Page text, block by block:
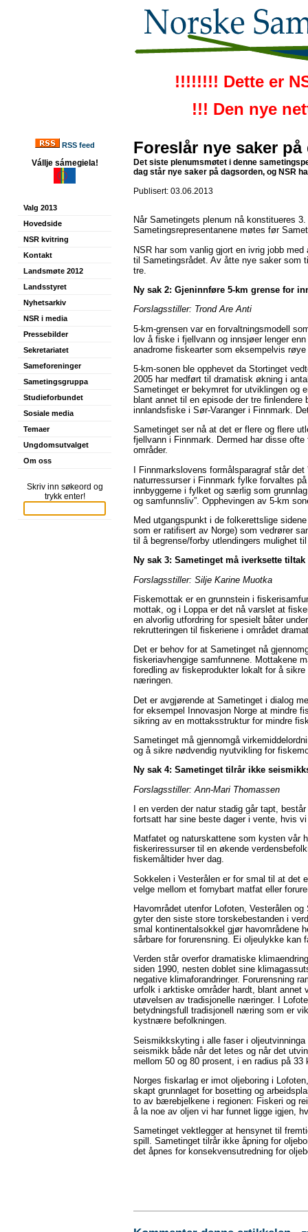
!!!!!!!! Dette er
!!! Den nye
RSS feed
Vállje sámegiela!
Valg 2013
Hovedside
NSR kvitring
Kontakt
Landsmøte 2012
Landsstyret
Nyhetsarkiv
NSR i media
Pressebilder
Sekretariatet
Sameforeninger
Sametingsgruppa
Studieforbundet
Sosiale media
Temaer
Ungdomsutvalget
Om oss
Skriv inn søkeord og
trykk enter!
Foreslår nye saker
Det siste plenumsmøtet i denne
dag står nye saker på dagsorden, og NSR
Publisert: 03.06.2013
Når Sametingets plenum nå konstitueres
Sametingsrepresentanene møtes før
NSR har som vanlig gjort en ivrig jobb
til Sametingsrådet. Av åtte nye saker som
tre.
Ny sak 2: Gjeninnføre 5-km grense for
Forslagsstiller: Trond Are Anti
5-km-grensen var en forvaltningsmodell
lov å fiske i fjellvann og innsjøer lenger
anadrome fiskearter som eksempelvis
5-km-sonen ble opphevet da Stortinget
2005 har medført til dramatisk økning i
Sametinget er bekymret for utviklingen og
blant annet til en episode der tre
innlandsfiske i Sør-Varanger i Finnmark.
Sametinget ser nå at det er flere og flere
fjellvann i Finnmark. Dermed har disse
områder.
I Finnmarkslovens formålsparagraf står
naturressurser i Finnmark fylke forvaltes
innbyggerne i fylket og særlig som
og samfunnsliv”. Opphevingen av 5-km
Med utgangspunkt i de folkerettslige
som er ratifisert av Norge) som vedrører
til å begrense/forby utlendingers mulighet
Ny sak 3: Sametinget må iverksette
Forslagsstiller: Silje Karine Muotka
Fiskemottak er en grunnstein i
mottak, og i Loppa er det nå varslet at
en alvorlig utfordring for spesielt båter
rekrutteringen til fiskeriene i området
Det er behov for at Sametinget nå
fiskeriavhengige samfunnene. Mottakene
foredling av fiskeprodukter lokalt for å
næringen.
Det er avgjørende at Sametinget i dialog
for eksempel Innovasjon Norge at mindre
sikring av en mottaksstruktur for mindre
Sametinget må gjennomgå
og å sikre nødvendig nyutvikling for
Ny sak 4: Sametinget tilrår ikke
Forslagsstiller: Ann-Mari Thomassen
I en verden der natur stadig går tapt,
fortsatt har sine beste dager i vente, hvis
Matfatet og naturskattene som kysten vår
fiskeriressurser til en økende
fiskemåltider hver dag.
Sokkelen i Vesterålen er for smal til at det
velge mellom et fornybart matfat eller
Havområdet utenfor Lofoten, Vesterålen
gyter den siste store torskebestanden i
smal kontinentalsokkel gjør havområdene
sårbare for forurensning. Ei oljeulykke kan
Verden står overfor dramatiske
siden 1990, nesten doblet sine
negative klimaforandringer. Forurensning
urfolk i arktiske områder hardt, blant annet
utøvelsen av tradisjonelle næringer. I
betydningsfull tradisjonell næring som er
kystnære befolkningen.
Seismikkskyting i alle faser i
seismikk både når det letes og når det
mellom 50 og 80 prosent, i en radius på
Norges fiskarlag er imot oljeboring i
skapt grunnlaget for bosetting og
to av bærebjelkene i regionen: Fiskeri og
å la noe av oljen vi har funnet ligge igjen,
Sametinget vektlegger at hensynet til
spill. Sametinget tilrår ikke åpning for
det åpnes for konsekvensutredning for